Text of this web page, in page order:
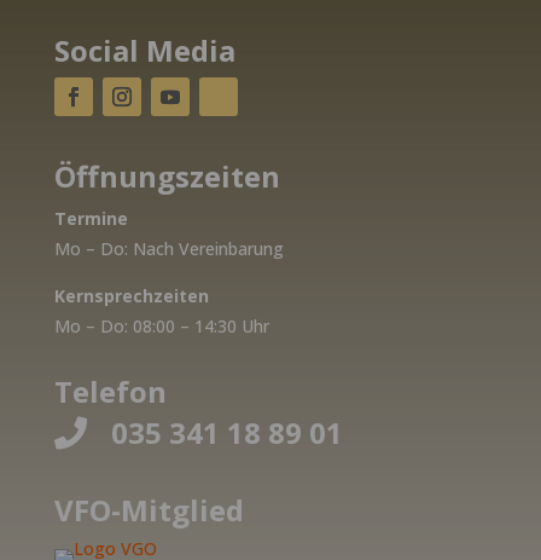
Social Media
Öffnungszeiten
Termine
Mo – Do: Nach Vereinbarung
Kernsprechzeiten
Mo – Do: 08:00 – 14:30 Uhr
Telefon

035 341 18 89 01
VFO-Mitglied